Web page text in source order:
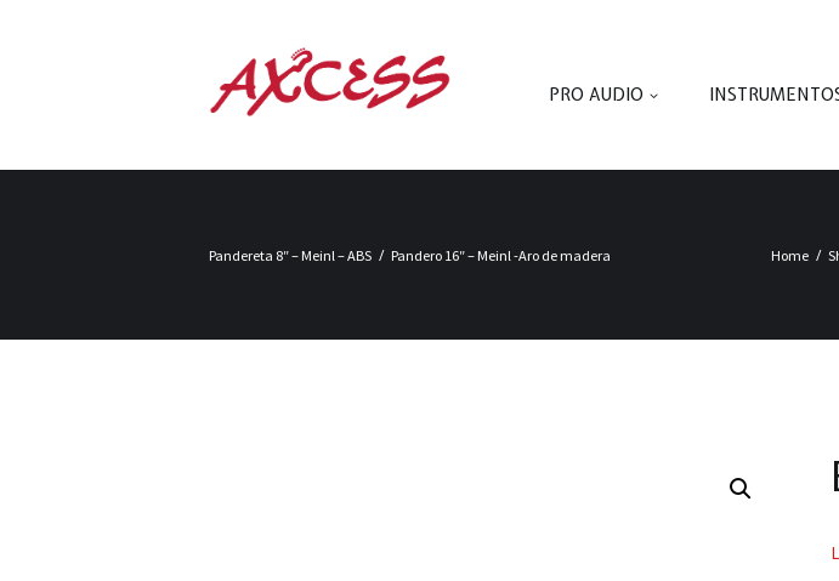
PRO AUDIO
Pandereta 8″ – Meinl – ABS Pandero 16″ – Meinl -Aro de madera Home
L